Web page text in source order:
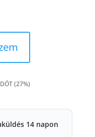
Ft.
(27%)
14 napon